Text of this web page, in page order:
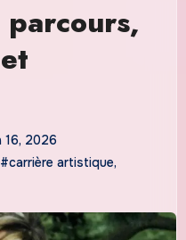
16, 2026
#carrière artistique,